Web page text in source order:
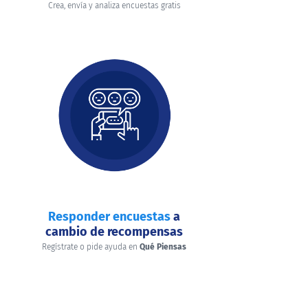
Crea, envía y analiza encuestas gratis
Responder encuestasa
cambio de recompensas
Regístrate o pide ayuda en Qué Piensas